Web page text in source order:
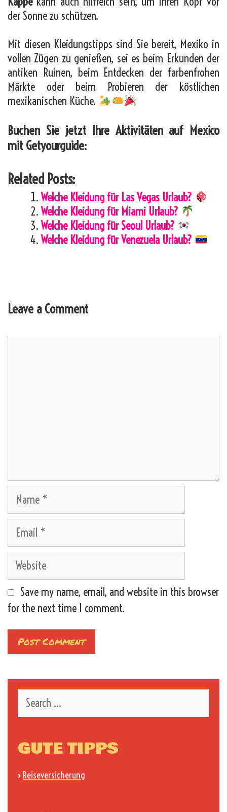
der Sonne zu schützen.
Mit diesen Kleidungstipps sind Sie bereit, Mexiko in
vollen Zügen zu genießen, sei es beim Erkunden der
antiken Ruinen, beim Entdecken der farbenfrohen
Märkte oder beim Probieren der köstlichen
mexikanischen Küche.
Buchen Sie jetzt Ihre Aktivitäten auf Mexico
mit Getyourguide:
Related Posts:
Welche Kleidung für Las Vegas Urlaub?
Welche Kleidung für Miami Urlaub?
Welche Kleidung für Seoul Urlaub?
Welche Kleidung für Venezuela Urlaub?
Leave a Comment
Name
Email
Website
Save my name, email, and website in this browser
for the next time I comment.
for:
GUTE TIPPS
› Reiseversicherung